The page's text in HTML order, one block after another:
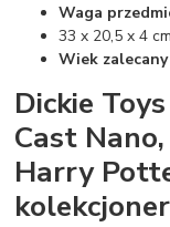
Waga
33 x 20,5 x 4 cm
Wiek
Dickie
Cast
Harry